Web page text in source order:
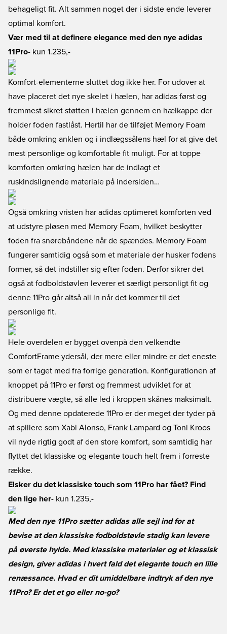
behageligt fit. Alt sammen noget der i sidste ende leverer
optimal komfort.
Vær med til at definere elegance med den nye adidas
11Pro- kun 1.235,-
Komfort-elementerne sluttet dog ikke her. For udover at
have placeret det nye skelet i hælen, har adidas først og
fremmest sikret støtten i hælen gennem en hælkappe der
holder foden fastlåst. Hertil har de tilføjet Memory Foam
både omkring anklen og i indlægssålens hæl for at give det
mest personlige og komfortable fit muligt. For at toppe
komforten omkring hælen har de indlagt et
ruskindslignende materiale på indersiden…
Også omkring vristen har adidas optimeret komforten ved
at udstyre pløsen med Memory Foam, hvilket beskytter
foden fra snørebåndene når de spændes. Memory Foam
fungerer samtidig også som et materiale der husker fodens
former, så det indstiller sig efter foden. Derfor sikrer det
også at fodboldstøvlen leverer et særligt personligt fit og
denne 11Pro går altså all in når det kommer til det
personlige fit.
Hele overdelen er bygget ovenpå den velkendte
ComfortFrame ydersål, der mere eller mindre er det eneste
som er taget med fra forrige generation. Konfigurationen af
knoppet på 11Pro er først og fremmest udviklet for at
distribuere vægte, så alle led i kroppen skånes maksimalt.
Og med denne opdaterede 11Pro er der meget der tyder på
at spillere som Xabi Alonso, Frank Lampard og Toni Kroos
vil nyde rigtig godt af den store komfort, som samtidig har
flyttet det klassiske og elegante touch helt frem i forreste
række.
Elsker du det klassiske touch som 11Pro har fået? Find
den lige her- kun 1.235,-
Med den nye 11Pro sætter adidas alle sejl ind for at
bevise at den klassiske fodboldstøvle stadig kan levere
på øverste hylde. Med klassiske materialer og et klassisk
design, giver adidas i hvert fald det elegante touch en lille
renæssance. Hvad er dit umiddelbare indtryk af den nye
11Pro? Er det et go eller no-go?